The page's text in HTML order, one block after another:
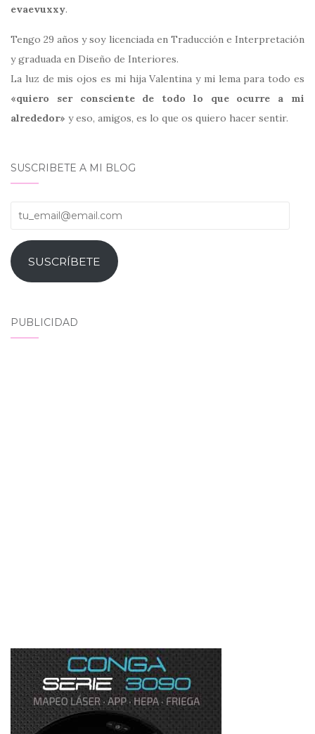
evaevuxxy.
Tengo 29 años y soy licenciada en Traducción e Interpretación
y graduada en Diseño de Interiores.
La luz de mis ojos es mi hija Valentina y mi lema para todo es
«quiero ser consciente de todo lo que ocurre a mi
alrededor» y eso, amigos, es lo que os quiero hacer sentir.
SUSCRIBETE A MI BLOG
tu_email@email.com
SUSCRÍBETE
PUBLICIDAD